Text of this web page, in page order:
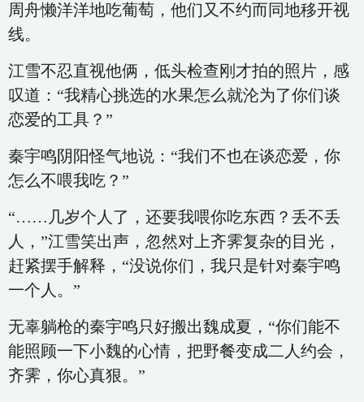
周舟懒洋洋地吃葡萄，他们又不约而同地移开视
线。
江雪不忍直视他俩，低头检查刚才拍的照片，感
叹道：“我精心挑选的水果怎么就沦为了你们谈
恋爱的工具？”
秦宇鸣阴阳怪气地说：“我们不也在谈恋爱，你
怎么不喂我吃？”
“……几岁个人了，还要我喂你吃东西？丢不丢
人，”江雪笑出声，忽然对上齐霁复杂的目光，
赶紧摆手解释，“没说你们，我只是针对秦宇鸣
一个人。”
无辜躺枪的秦宇鸣只好搬出魏成夏，“你们能不
能照顾一下小魏的心情，把野餐变成二人约会，
齐霁，你心真狠。”